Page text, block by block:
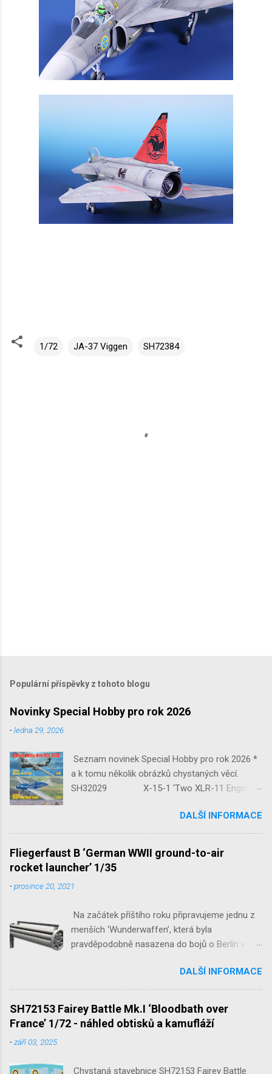
1/72 JA-37 Viggen SH72384
Populární příspěvky z tohoto blogu
Novinky Special Hobby pro rok 2026
-ledna 29, 2026
Seznam novinek Special Hobby pro rok 2026 *
a k tomu několik obrázků chystaných věcí.
SH32029 X-15-1 ‘Two XLR-11 Engines’
‘Guardians of Sion’ 1/32 SH32092
JB-2 Loon ‘US Version of V-1 Missile’
1/32 1/32 SH48052 Seafire
Mk.III 1/48 reissue SH48160
Baltimore Mk.I 1/48 ...
DALŠÍ INFORMACE
Fliegerfaust B ‘German WWII ground-to-air
rocket launcher’ 1/35
-prosince 20, 2021
Na začátek příštího roku připravujeme jednu z
menších ‘Wunderwaffen’, která byla
pravděpodobně nasazena do bojů o Berlín v
raketovou protiletadlovou zbraň. V setu 3148
detailní odlitky této zbraně, v měřítku 1/35,
doplní leptané popruhy nábojových schránek.
DALŠÍ INFORMACE
SH72153 Fairey Battle Mk.I ‘Bloodbath over
France’ 1/72 - náhled obtisků a kamufláží
-září 03, 2025
Chystaná stavebnice SH72153 Fairey Battle